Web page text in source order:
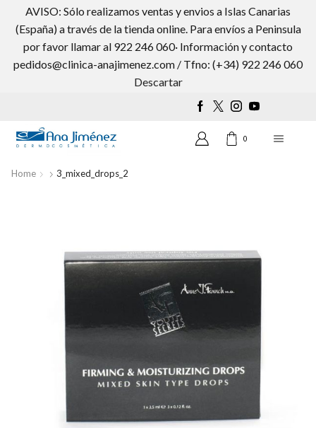
AVISO: Sólo realizamos ventas y envios a Islas Canarias
(España) a través de la tienda online. Para envíos a Peninsula
por favor llamar al 922 246 060· Información y contacto
pedidos@clinica-anajimenez.com / Tfno: (+34) 922 246 060
Descartar
Wishlist 0
0
Home 3_mixed_drops_2